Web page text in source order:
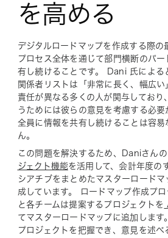
を高める
デジタルロードマップを作成する際の
プロセス全体を通じて部門横断のパ
有し続けることです。 Dani 氏による
関係者リストは「非常に長く、幅広
責任が異なる多くの人が関与しており
うためには彼らの意見を考慮する必要
全員に情報を共有し続けることは容易
ん。
この問題を解決するため、Daniさん
ジェクト機能を活用して、会計年度の
シアチブをまとめたマスターロード
成しています。 ロードマップ作成プ
と各チームは提案するプロジェクトを
てマスターロードマップに追加します
プロジェクトを把握でき、意見を述べ